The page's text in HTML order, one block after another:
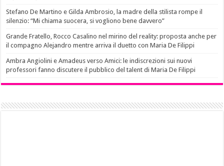
Stefano De Martino e Gilda Ambrosio, la madre della stilista rompe il
silenzio: “Mi chiama suocera, si vogliono bene davvero”
Grande Fratello, Rocco Casalino nel mirino del reality: proposta anche per
il compagno Alejandro mentre arriva il duetto con Maria De Filippi
Ambra Angiolini e Amadeus verso Amici: le indiscrezioni sui nuovi
professori fanno discutere il pubblico del talent di Maria De Filippi